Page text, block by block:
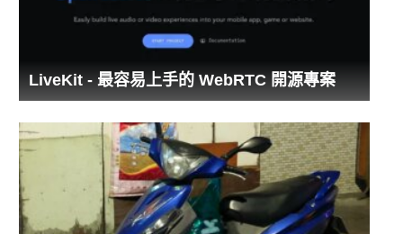
LiveKit - 最容易上手的 WebRTC 開源專案